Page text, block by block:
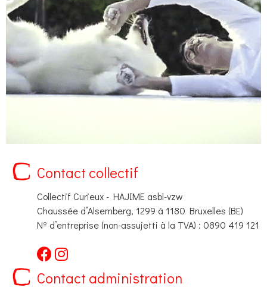
Contact collectif
Collectif Curieux - HAJIME asbl-vzw
Chaussée d’Alsemberg, 1299 à 1180 Bruxelles (BE)
Nº d’entreprise (non-assujetti à la TVA) : 0890 419 121
Contact administration